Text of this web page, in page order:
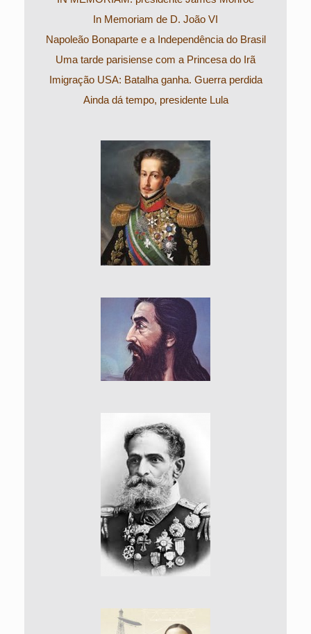
In Memoriam de D. João VI
Napoleão Bonaparte e a Independência do Brasil
Uma tarde parisiense com a Princesa do Irã
Imigração USA: Batalha ganha. Guerra perdida
Ainda dá tempo, presidente Lula